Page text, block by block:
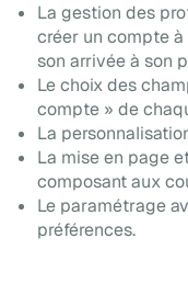
La gestion des
créer un compte
son arrivée à son
Le choix des
compte » de
La
La mise en page
composant aux
Le paramétrage
préférences.